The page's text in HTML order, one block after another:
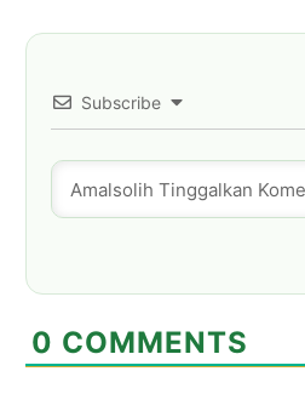
Subscribe
0 COMMENTS